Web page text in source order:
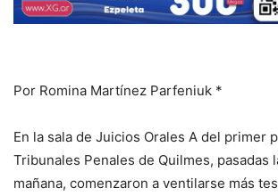
Por Romina Martínez Parfeniuk *
En la sala de Juicios Orales A del primer
Tribunales Penales de Quilmes, pasadas
mañana, comenzaron a ventilarse más